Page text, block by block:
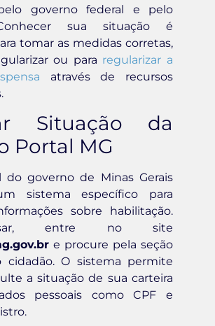
pelo governo federal e pelo
Conhecer sua situação é
tomar as medidas corretas,
ou para regularizar a
através de recursos
Situação da
Portal MG
do governo de Minas Gerais
sistema específico para
sobre habilitação.
entre no site
e procure pela seção
cidadão. O sistema permite
a situação de sua carteira
pessoais como CPF e